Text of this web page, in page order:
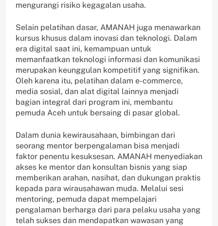
mengurangi risiko kegagalan usaha.
Selain pelatihan dasar, AMANAH juga menawarkan
kursus khusus dalam inovasi dan teknologi. Dalam
era digital saat ini, kemampuan untuk
memanfaatkan teknologi informasi dan komunikasi
merupakan keunggulan kompetitif yang signifikan.
Oleh karena itu, pelatihan dalam e-commerce,
media sosial, dan alat digital lainnya menjadi
bagian integral dari program ini, membantu
pemuda Aceh untuk bersaing di pasar global.
Dalam dunia kewirausahaan, bimbingan dari
seorang mentor berpengalaman bisa menjadi
faktor penentu kesuksesan. AMANAH menyediakan
akses ke mentor dan konsultan bisnis yang siap
memberikan arahan, nasihat, dan dukungan praktis
kepada para wirausahawan muda. Melalui sesi
mentoring, pemuda dapat mempelajari
pengalaman berharga dari para pelaku usaha yang
telah sukses dan mendapatkan wawasan yang